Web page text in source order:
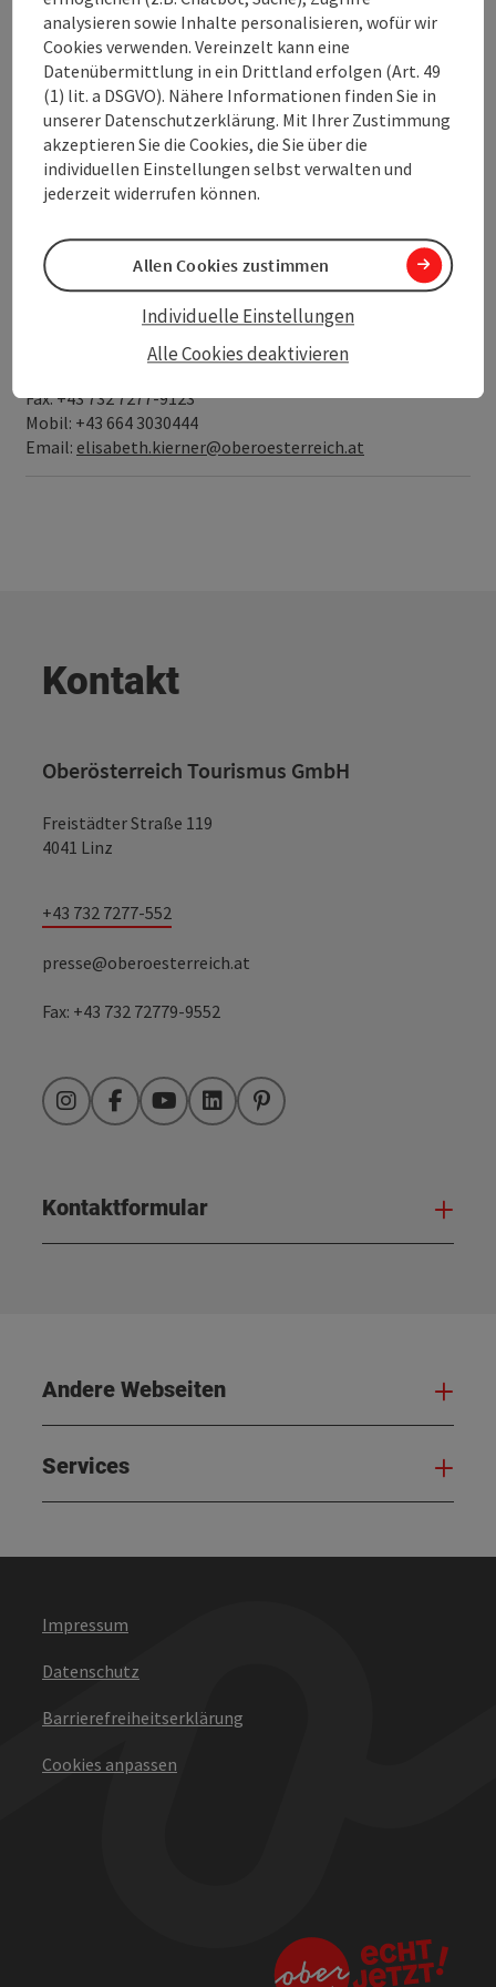
Legende Wolfgang Fasching ein. Und mit der neuen
Produktlinie „bycycle“ sollen jüngere Gäste für Radreisen in
Oberösterreich begeistert werden.
Dokumente:
Ausführliche Presseunterlage "Megatrend Radfahren"
zum Download (1 MB)
Elisabeth Kierner, MSc
Leitung Mediahouse & Marke
Oberösterreich Tourismus GmbH
Freistädter Straße 119
Fax: +43 732 7277-9123
Mobil: +43 664 3030444
Email: elisabeth.kierner@oberoesterreich.at
Kontakt
Oberösterreich Tourismus GmbH
Freistädter Straße 119
4041 Linz
+43 732 7277-552
presse@oberoesterreich.at
Fax: +43 732 72779-9552
InstagramFacebookYouTubeLinkedInPinterest
Kontaktformular
Andere Webseiten
Services
Impressum
Datenschutz
Barrierefreiheitserklärung
Cookies anpassen
analysieren sowie Inhalte personalisieren, wofür wir
Cookies verwenden. Vereinzelt kann eine
Datenübermittlung in ein Drittland erfolgen (Art. 49
(1) lit. a DSGVO). Nähere Informationen finden Sie in
unserer Datenschutzerklärung. Mit Ihrer Zustimmung
akzeptieren Sie die Cookies, die Sie über die
individuellen Einstellungen selbst verwalten und
jederzeit widerrufen können.
Alle Cookies deaktivieren
Individuelle Einstellungen
Allen Cookies zustimmen